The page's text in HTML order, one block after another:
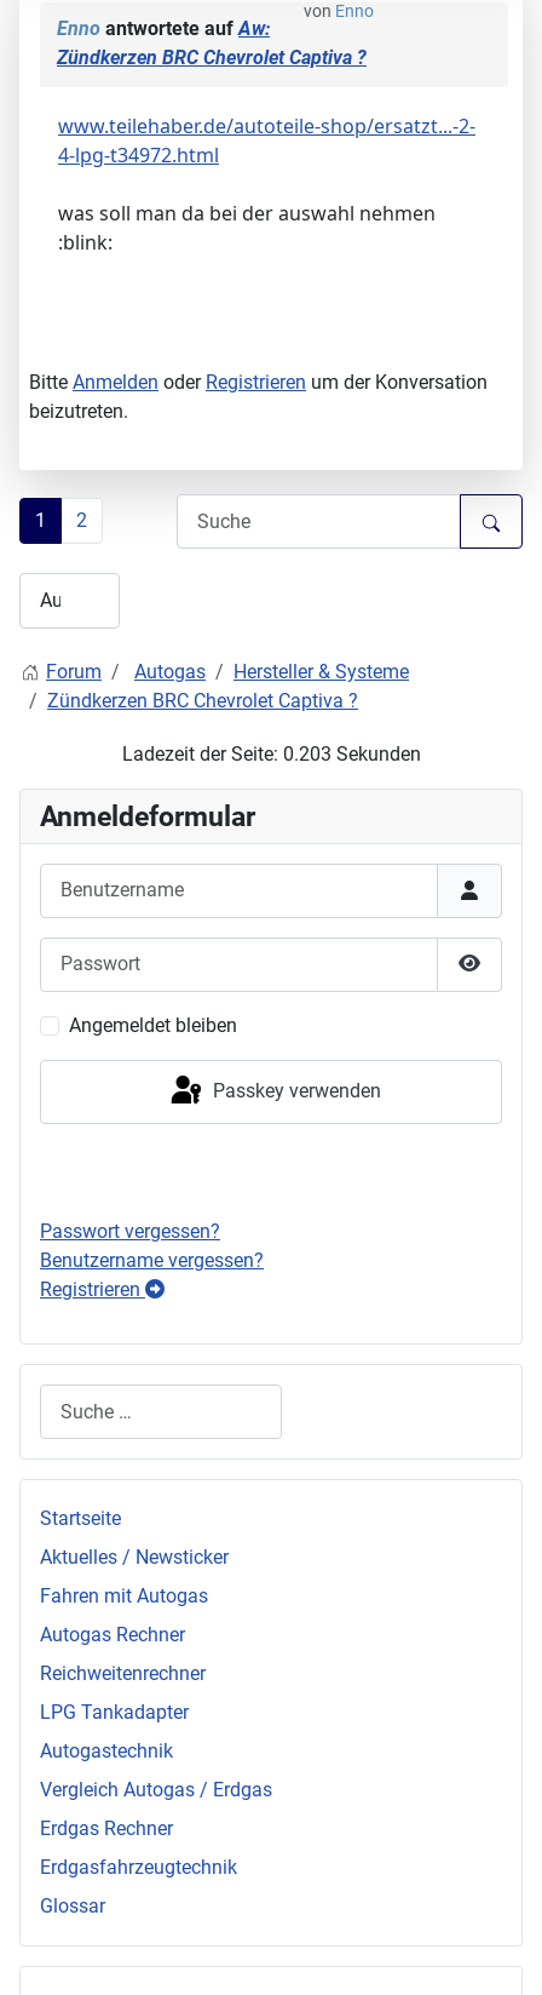
von Enno
Enno antwortete aufAw:
Zündkerzen BRC Chevrolet Captiva ?
www.teilehaber.de/autoteile-shop/ersatzt...-2-
4-lpg-t34972.html
was soll man da bei der auswahl nehmen
:blink:
Bitte Anmelden oder Registrieren um der Konversation
beizutreten.
1 2
Forum Autogas
Hersteller & Systeme
Zündkerzen BRC Chevrolet Captiva ?
Ladezeit der Seite: 0.203 Sekunden
Anmeldeformular
Passwort
Angemeldet bleiben
Passkey verwenden
Passwort vergessen?
Benutzername vergessen?
Registrieren
Startseite
Aktuelles / Newsticker
Fahren mit Autogas
Autogas Rechner
Reichweitenrechner
LPG Tankadapter
Autogastechnik
Vergleich Autogas / Erdgas
Erdgas Rechner
Erdgasfahrzeugtechnik
Glossar